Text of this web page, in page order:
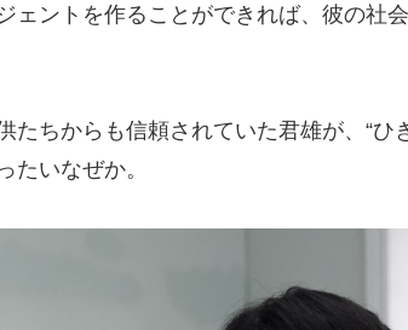
ェントを作ることができれば、彼の社
たちからも信頼されていた君雄が、“ひ
たいなぜか。